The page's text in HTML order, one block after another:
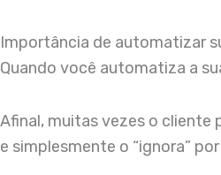
Importância de automatizar
Quando você automatiza a
Afinal, muitas vezes o cliente
e simplesmente o “ignora”